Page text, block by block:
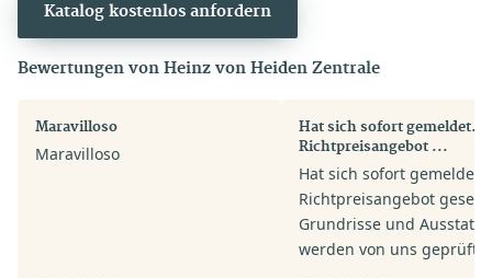
Katalog kostenlos anfordern
Bewertungen von Heinz von Heiden Zentrale
Maravilloso
Maravilloso
Hat sich sofort gemeldet.
Richtpreisangebot ...
Hat sich sofort gemeldet.
Richtpreisangebot
Grundrisse und
werden von uns geprüft.